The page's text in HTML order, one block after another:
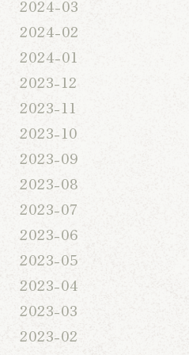
2024-03
2024-02
2024-01
2023-12
2023-11
2023-10
2023-09
2023-08
2023-07
2023-06
2023-05
2023-04
2023-03
2023-02